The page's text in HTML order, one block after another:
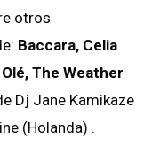
otros
Baccara, Celia
The Weather
Dj Jane Kamikaze
(Holanda) .